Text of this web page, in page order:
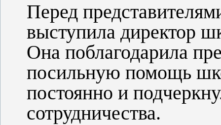
Перед
выступила директор
Она поблагодарила
посильную помощь
постоянно и
сотрудничества.